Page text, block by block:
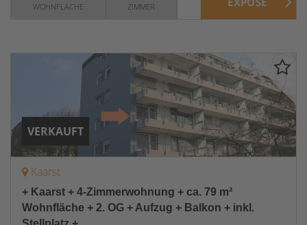
WOHNFLÄCHE
ZIMMER
VERKAUFT
Kaarst
+ Kaarst + 4-Zimmerwohnung + ca. 79 m²
Wohnfläche + 2. OG + Aufzug + Balkon + inkl.